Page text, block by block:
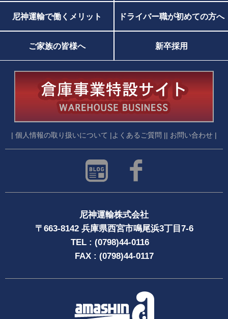
尼神運輸で働くメリット ドライバー職が初めての方へ
ご家族の皆様へ 新卒採用
| 個人情報の取り扱いについて | よくあるご質問 | | お問い合わせ |
尼神運輸株式会社
〒663-8142 兵庫県西宮市鳴尾浜3丁目7-6
TEL : (0798)44-0116
FAX : (0798)44-0117